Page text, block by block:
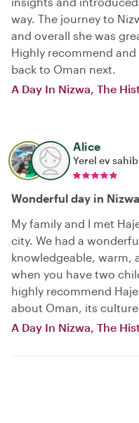
way. The journey to
and overall she was
Highly recommend
back to Oman next.
A Day In Nizwa, The
Alice
Yerel ev
Wonderful day in
My family and I met
city. We had a
knowledgeable, warm,
when you have two
highly recommend
about Oman, its
A Day In Nizwa, The